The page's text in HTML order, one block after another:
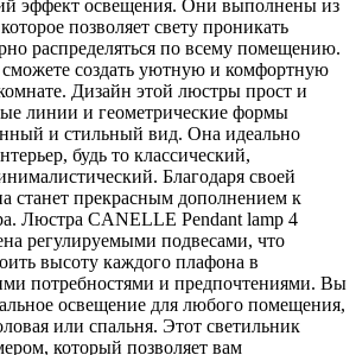
эффект освещения. Они выполнены из
позволяет свету проникать
распределяться по всему помещению.
сможете создать уютную и комфортную
Дизайн этой люстры прост и
линии и геометрические формы
и стильный вид. Она идеально
будь то классический,
Благодаря своей
станет прекрасным дополнением к
Люстра CANELLE Pendant lamp 4
регулируемыми подвесами, что
высоту каждого плафона в
потребностями и предпочтениями. Вы
освещение для любого помещения,
или спальня. Этот светильник
который позволяет вам